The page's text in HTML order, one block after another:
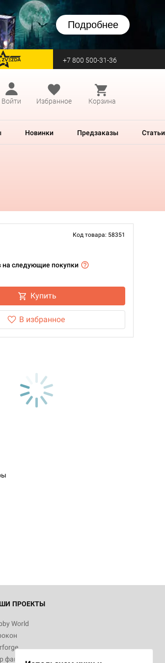
Подробнее
перейти на Zvezda +7 800 500-31-36
Войти
Избранное Корзина
Новинки Предзаказы Статьи
Код товара: 58351
на следующие покупки
Купить
В избранное
ПРОЕКТЫ
World
фантастики